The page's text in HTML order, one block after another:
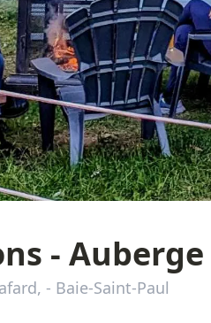
-
- Baie-Saint-Paul